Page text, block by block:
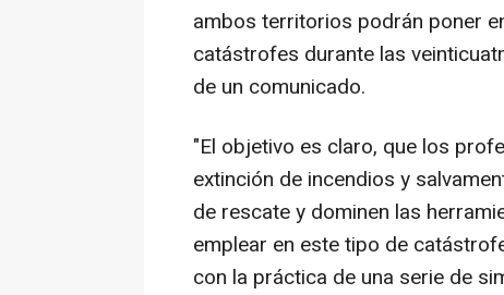
ambos territorios podrán poner
catástrofes durante las
de un comunicado.
"El objetivo es claro, que los
extinción de incendios y
de rescate y dominen las
emplear en este tipo de
con la práctica de una serie de